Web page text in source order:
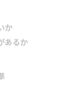
か
あるか